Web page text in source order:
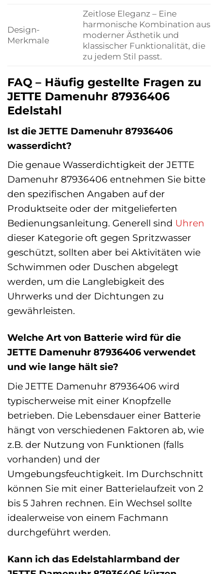
Design-
Merkmale
Zeitlose Eleganz – Eine
harmonische Kombination aus
moderner Ästhetik und
klassischer Funktionalität, die
zu jedem Stil passt.
FAQ – Häufig gestellte Fragen zu
JETTE Damenuhr 87936406
Edelstahl
Ist die JETTE Damenuhr 87936406
wasserdicht?
Die genaue Wasserdichtigkeit der JETTE
Damenuhr 87936406 entnehmen Sie bitte
den spezifischen Angaben auf der
Produktseite oder der mitgelieferten
Bedienungsanleitung. Generell sind Uhren
dieser Kategorie oft gegen Spritzwasser
geschützt, sollten aber bei Aktivitäten wie
Schwimmen oder Duschen abgelegt
werden, um die Langlebigkeit des
Uhrwerks und der Dichtungen zu
gewährleisten.
Welche Art von Batterie wird für die
JETTE Damenuhr 87936406 verwendet
und wie lange hält sie?
Die JETTE Damenuhr 87936406 wird
typischerweise mit einer Knopfzelle
betrieben. Die Lebensdauer einer Batterie
hängt von verschiedenen Faktoren ab, wie
z.B. der Nutzung von Funktionen (falls
vorhanden) und der
Umgebungsfeuchtigkeit. Im Durchschnitt
können Sie mit einer Batterielaufzeit von 2
bis 5 Jahren rechnen. Ein Wechsel sollte
idealerweise von einem Fachmann
durchgeführt werden.
Kann ich das Edelstahlarmband der